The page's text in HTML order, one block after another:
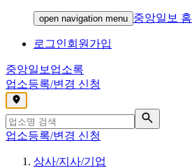
open navigation menu 중앙일보 홈
로그인회원가입
중앙일보 업소록
업소등록/변경 신청
,
업소등록/변경 신청
상사/지사/기업